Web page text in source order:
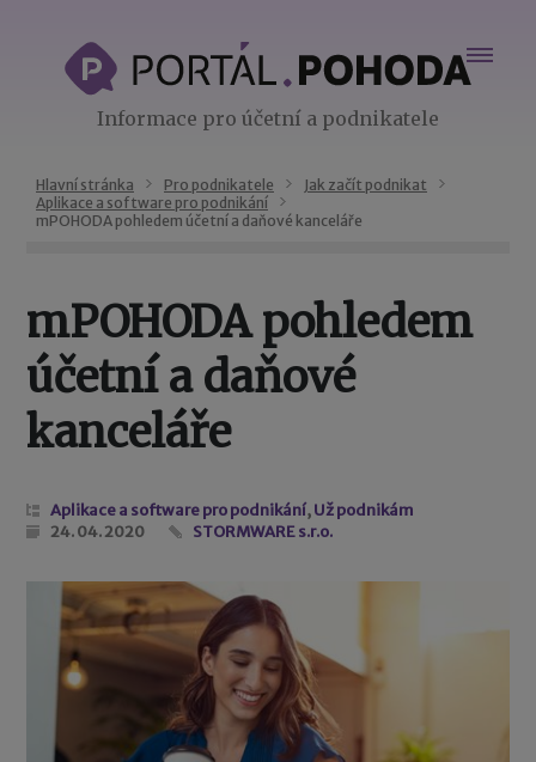
Informace pro účetní a podnikatele
Hlavní stránka Pro podnikatele
Jak začít podnikat
Aplikace a software pro podnikání
mPOHODA pohledem účetní a daňové kanceláře
mPOHODA pohledem
účetní a daňové
kanceláře
Aplikace a software pro podnikání,Už podnikám
24. 04. 2020
STORMWARE s.r.o.